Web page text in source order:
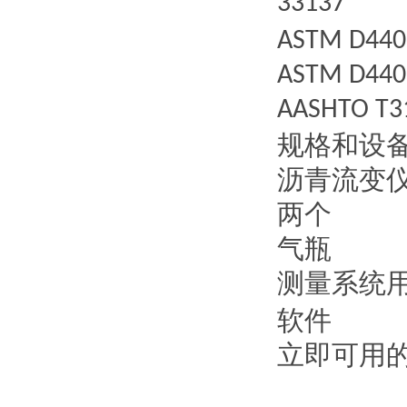
ASTM
ASTM
AASHTO
规格和设
沥青流变
两个
气瓶
测量系统
软件
立即可用